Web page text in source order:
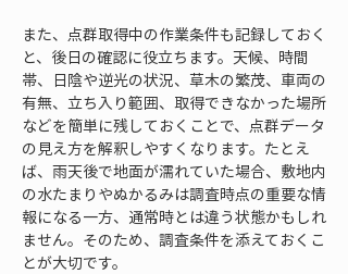
また、点群取得中の作業条件も記録しておく
と、後日の確認に役立ちます。天候、時間
帯、日陰や逆光の状況、草木の繁茂、車両の
有無、立ち入り範囲、取得できなかった場所
などを簡単に残しておくことで、点群データ
の見え方を解釈しやすくなります。たとえ
ば、雨天後で地面が濡れていた場合、敷地内
の水たまりやぬかるみは調査時点の重要な情
報になる一方、通常時とは違う状態かもしれ
ません。そのため、調査条件を添えておくこ
とが大切です。